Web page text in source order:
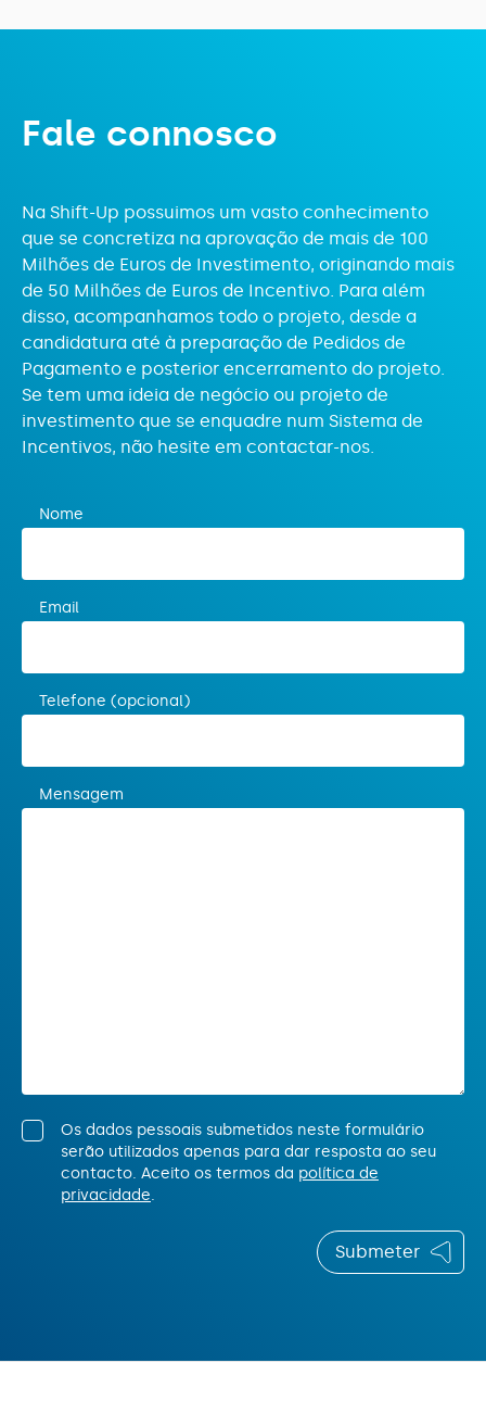
Fale connosco
Na Shift-Up possuimos um vasto conhecimento
que se concretiza na aprovação de mais de 100
Milhões de Euros de Investimento, originando mais
de 50 Milhões de Euros de Incentivo. Para além
disso, acompanhamos todo o projeto, desde a
candidatura até à preparação de Pedidos de
Pagamento e posterior encerramento do projeto.
Se tem uma ideia de negócio ou projeto de
investimento que se enquadre num Sistema de
Incentivos, não hesite em contactar-nos.
Nome
Email
Telefone (opcional)
Mensagem
Os dados pessoais submetidos neste formulário
serão utilizados apenas para dar resposta ao seu
contacto. Aceito os termos da política de
privacidade.
Submeter